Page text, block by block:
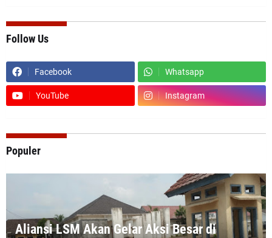
Follow Us
Facebook Whatsapp
YouTube Instagram
Populer
Aliansi LSM Akan Gelar Aksi Besar di